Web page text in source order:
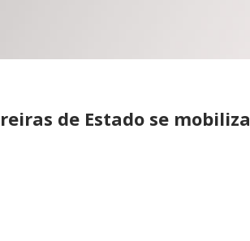
de Estado se